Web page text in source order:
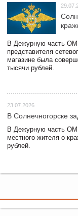
В Дежурную часть
представителя
магазине была
тысячи рублей.
23.07.2026
В Солнечногорске
В Дежурную часть
местного жителя о
рублей.